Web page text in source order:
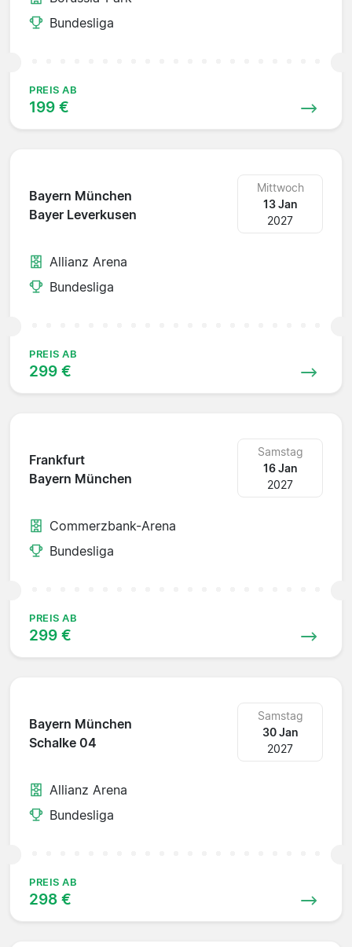
Bundesliga
PREIS AB
199 €
Bayern München
Bayer Leverkusen
Mittwoch
13 Jan
2027
Allianz Arena
Bundesliga
PREIS AB
299 €
Frankfurt
Bayern München
Samstag
16 Jan
2027
Commerzbank-Arena
Bundesliga
PREIS AB
299 €
Bayern München
Schalke 04
Samstag
30 Jan
2027
Allianz Arena
Bundesliga
PREIS AB
298 €